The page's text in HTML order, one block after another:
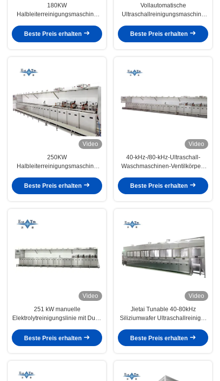
180KW
Halbleiterreinigungsmaschine
40KHZ - 80KHZ
Beste Preis erhalten
Vollautomatische
Ultraschallreinigungsmaschine
Ultraschallreinigungsgeräte
Beste Preis erhalten
Video
250KW
Halbleiterreinigungsmaschine
Ultraschallreinigungslinie
Beste Preis erhalten
Video
40-kHz-/80-kHz-Ultraschall-
Waschmaschinen-Ventilkörper-
Beste Preis erhalten
Video
251 kW manuelle
Elektrolytreinigungslinie mit Dual-
Ventilkörper und
Halbleiterkomponenten
Beste Preis erhalten
Video
Jietai Tunable 40-80kHz
Siliziumwafer Ultraschallreiniger
Säure Alkali Waschen DI Wasser
Spülen
Beste Preis erhalten